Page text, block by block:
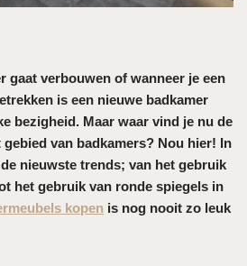
gaat verbouwen of wanneer je een
is een nieuwe badkamer
bezigheid. Maar waar vind je nu de
van badkamers? Nou hier! In
nieuwste trends; van het gebruik
het gebruik van ronde spiegels in
kopen is nog nooit zo leuk